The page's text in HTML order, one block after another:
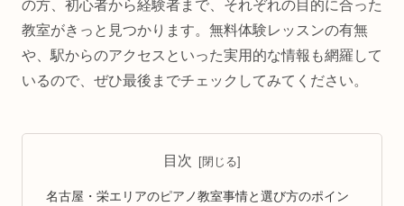
の方、初心者から経験者まで、それぞれの目的に合った
教室がきっと見つかります。無料体験レッスンの有無
や、駅からのアクセスといった実用的な情報も網羅して
いるので、ぜひ最後までチェックしてみてください。
目次
名古屋・栄エリアのピアノ教室事情と選び方のポイン